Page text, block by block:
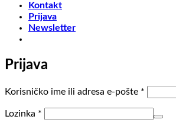
Kontakt
Prijava
Newsletter
Prijava
Korisničko ime ili adresa e-pošte *
Lozinka *